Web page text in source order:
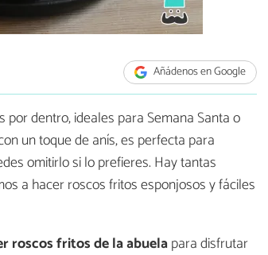
Añádenos en Google
dentro, ideales para Semana Santa o
un toque de anís, es perfecta para
omitirlo si lo prefieres. Hay tantas
a hacer roscos fritos esponjosos y fáciles
roscos fritos de la abuelapara disfrutar